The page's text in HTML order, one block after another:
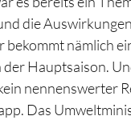
die
nämlich
Hauptsaison.
nennenswerter
Das